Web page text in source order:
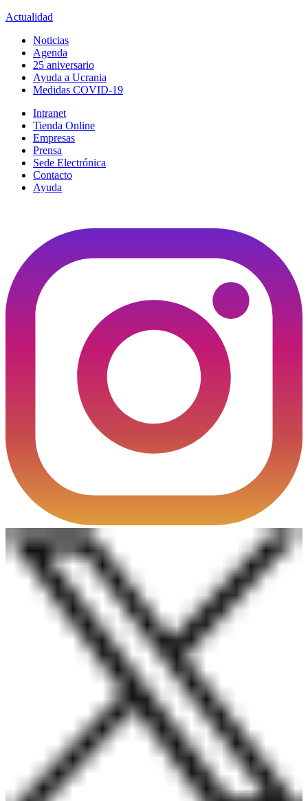
Actualidad
Noticias
Agenda
25 aniversario
Ayuda a Ucrania
Medidas COVID-19
Intranet
Tienda Online
Empresas
Prensa
Sede Electrónica
Contacto
Ayuda